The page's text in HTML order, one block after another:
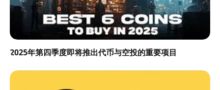
2025年第四季度即将推出代币与空投的重要项目